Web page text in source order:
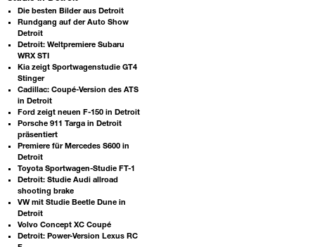
Die besten Bilder aus Detroit
Rundgang auf der Auto Show
Detroit
Detroit: Weltpremiere Subaru
WRX STI
Kia zeigt Sportwagenstudie GT4
Stinger
Cadillac: Coupé-Version des ATS
in Detroit
Ford zeigt neuen F-150 in Detroit
Porsche 911 Targa in Detroit
präsentiert
Premiere für Mercedes S600 in
Detroit
Toyota Sportwagen-Studie FT-1
Detroit: Studie Audi allroad
shooting brake
VW mit Studie Beetle Dune in
Detroit
Volvo Concept XC Coupé
Detroit: Power-Version Lexus RC